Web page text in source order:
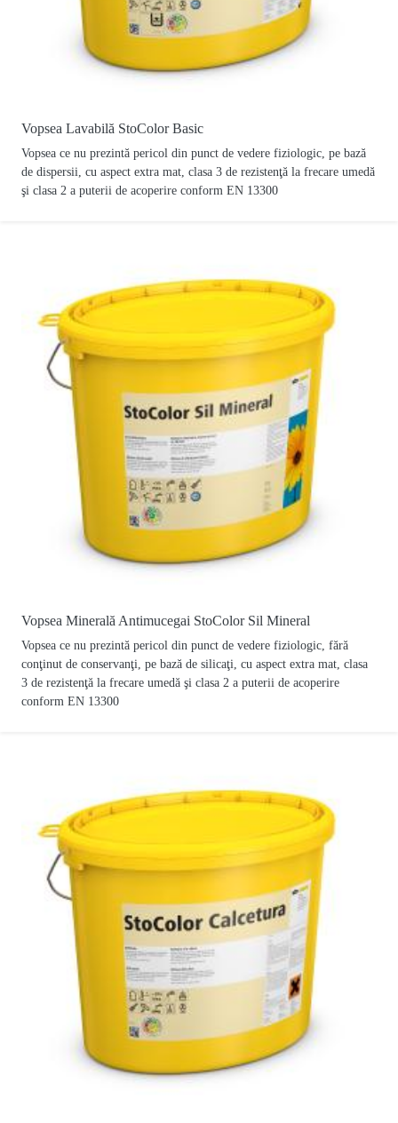
Vopsea Lavabilă StoColor Basic
Vopsea ce nu prezintă pericol din punct de vedere fiziologic, pe bază
de dispersii, cu aspect extra mat, clasa 3 de rezistenţă la frecare umedă
şi clasa 2 a puterii de acoperire conform EN 13300
Vopsea Minerală Antimucegai StoColor Sil Mineral
Vopsea ce nu prezintă pericol din punct de vedere fiziologic, fără
conţinut de conservanţi, pe bază de silicaţi, cu aspect extra mat, clasa
3 de rezistenţă la frecare umedă şi clasa 2 a puterii de acoperire
conform EN 13300